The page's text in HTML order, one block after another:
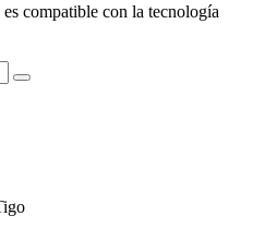
compatible con la tecnología